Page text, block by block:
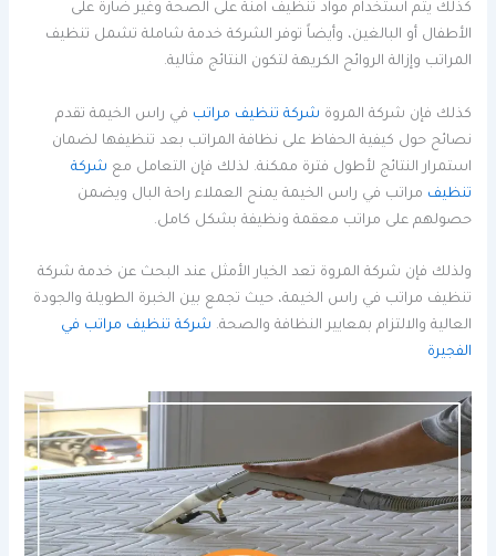
كذلك يتم استخدام مواد تنظيف آمنة على الصحة وغير ضارة على
الأطفال أو البالغين، وأيضاً توفر الشركة خدمة شاملة تشمل تنظيف
المراتب وإزالة الروائح الكريهة لتكون النتائج مثالية.
كذلك فإن شركة المروة شركة تنظيف مراتب في راس الخيمة تقدم
نصائح حول كيفية الحفاظ على نظافة المراتب بعد تنظيفها لضمان
استمرار النتائج لأطول فترة ممكنة. لذلك فإن التعامل مع شركة
تنظيف مراتب في راس الخيمة يمنح العملاء راحة البال ويضمن
حصولهم على مراتب معقمة ونظيفة بشكل كامل.
ولذلك فإن شركة المروة تعد الخيار الأمثل عند البحث عن خدمة شركة
تنظيف مراتب في راس الخيمة، حيث تجمع بين الخبرة الطويلة والجودة
العالية والالتزام بمعايير النظافة والصحة. شركة تنظيف مراتب في
الفجيرة